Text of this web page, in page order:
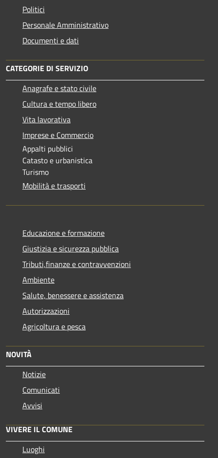
Politici
Personale Amministrativo
Documenti e dati
CATEGORIE DI SERVIZIO
Anagrafe e stato civile
Cultura e tempo libero
Vita lavorativa
Imprese e Commercio
Appalti pubblici
Catasto e urbanistica
Turismo
Mobilità e trasporti
Educazione e formazione
Giustizia e sicurezza pubblica
Tributi,finanze e contravvenzioni
Ambiente
Salute, benessere e assistenza
Autorizzazioni
Agricoltura e pesca
NOVITÀ
Notizie
Comunicati
Avvisi
VIVERE IL COMUNE
Luoghi